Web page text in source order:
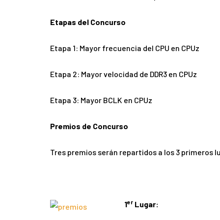
Etapas del Concurso
Etapa 1: Mayor frecuencia del CPU en CPUz
Etapa 2: Mayor velocidad de DDR3 en CPUz
Etapa 3: Mayor BCLK en CPUz
Premios de Concurso
Tres premios serán repartidos a los 3 primeros
1er Lugar: